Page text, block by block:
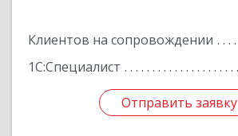
Клиентов на сопровождении
1С:Специалист
Отправить заявку
Отправить заявку